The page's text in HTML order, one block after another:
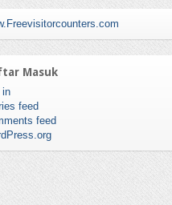
Masuk
in
feed
feed